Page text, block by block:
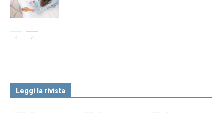
Leggi la rivista